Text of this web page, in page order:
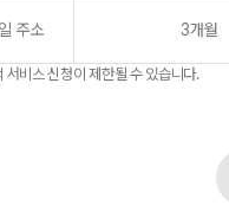
주소 3개월
비스 신청이 제한될 수 있습니다.